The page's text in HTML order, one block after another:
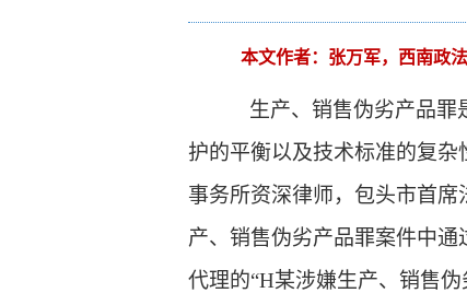
本文作者： 张万军，西南政
生产、销售伪劣产品罪
护的平衡以及技术标准的复
事务所资深律师，包头市首
产、销售伪劣产品罪案件中通
代理的“H某涉嫌生产、销售